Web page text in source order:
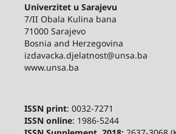
Univerzitet u Sarajevu
7/II Obala Kulina bana
71000 Sarajevo
Bosnia and Herzegovina
izdavacka.djelatnost@unsa.ba
www.unsa.ba
ISSN print: 0032-7271
ISSN online: 1986-5244